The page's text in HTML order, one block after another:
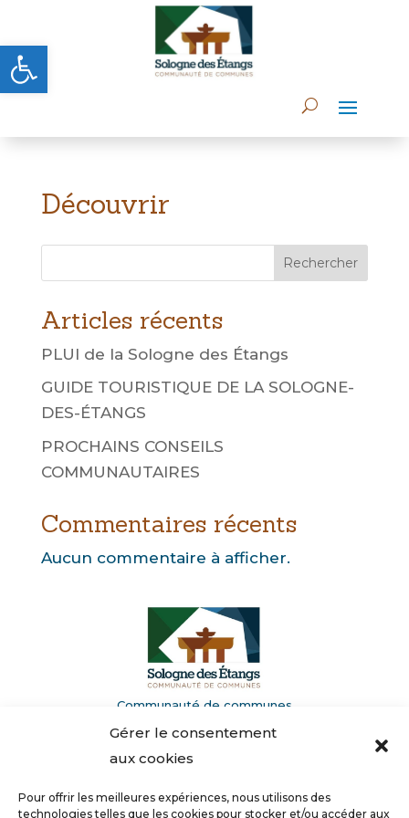
Ouvrir la barre d’outils
Gérer le consentement
aux cookies
Pour offrir les meilleures expériences, nous utilisons des
technologies telles que les cookies pour stocker et/ou accéder aux
Découvrir
Rechercher
Articles récents
PLUI de la Sologne des Étangs
GUIDE TOURISTIQUE DE LA SOLOGNE-
DES-ÉTANGS
PROCHAINS CONSEILS
COMMUNAUTAIRES
Commentaires récents
Aucun commentaire à afficher.
Communauté de communes
Domaine de Villemorant
41210 Neung-sur-Beuvron